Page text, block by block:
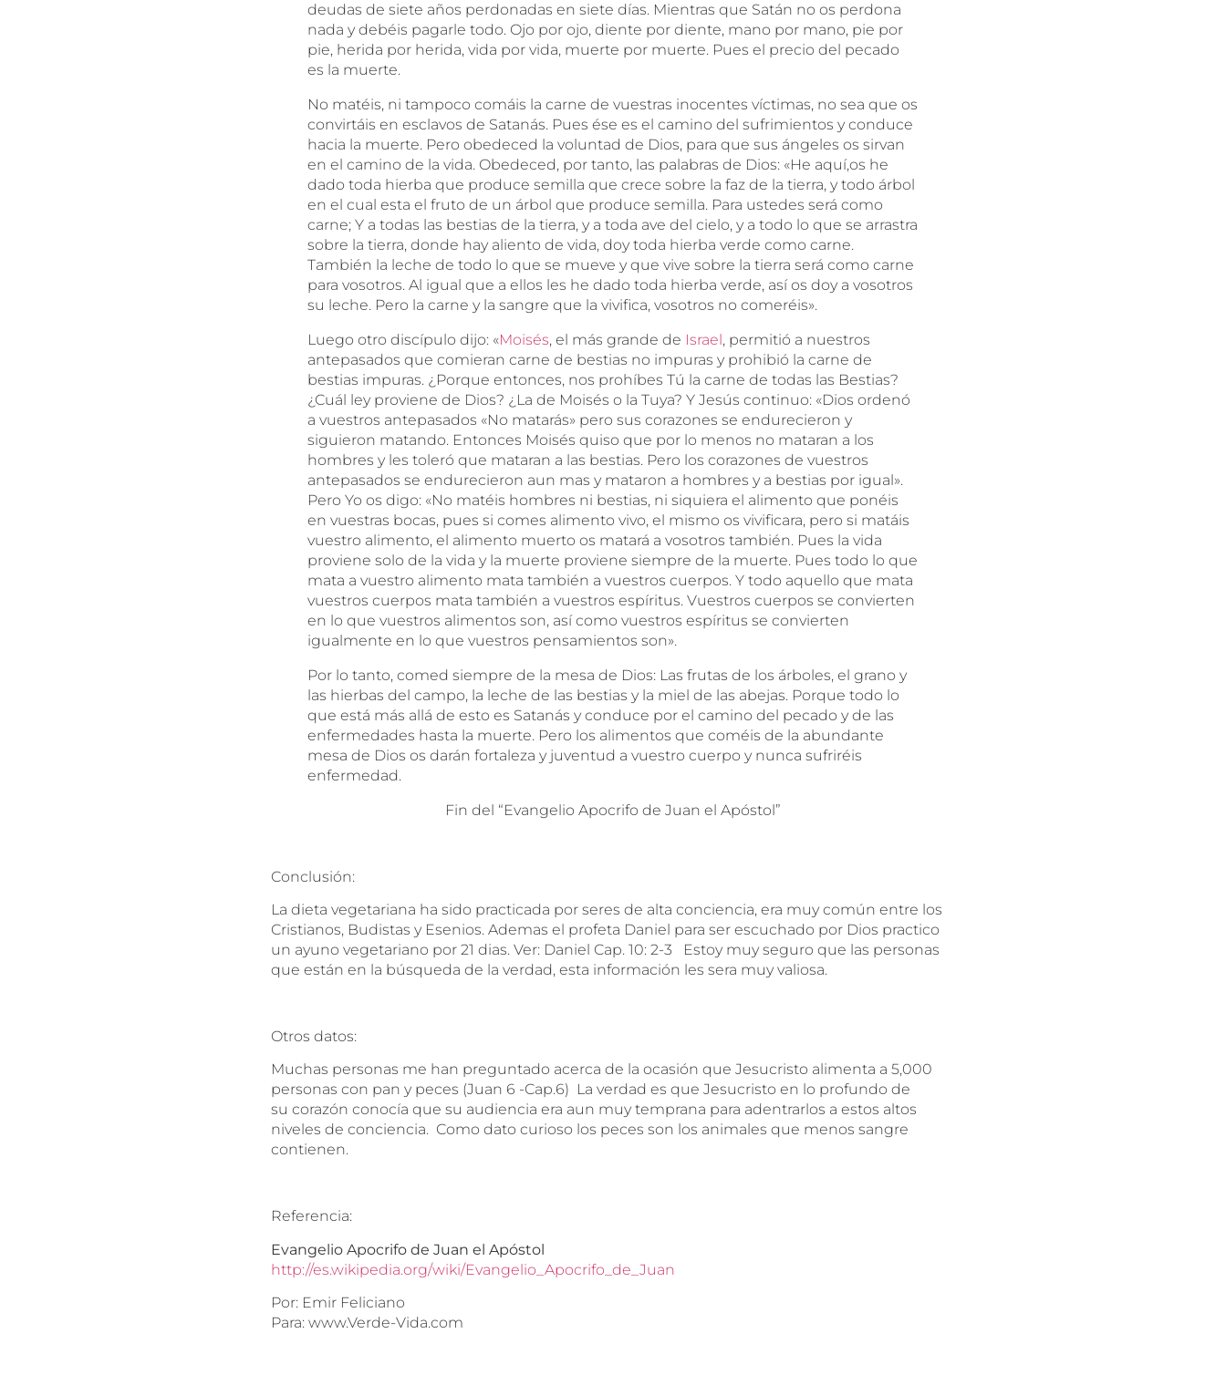
deudas de siete años perdonadas en siete días. Mientras que Satán no os perdona
nada y debéis pagarle todo. Ojo por ojo, diente por diente, mano por mano, pie por
pie, herida por herida, vida por vida, muerte por muerte. Pues el precio del pecado
es la muerte.
No matéis, ni tampoco comáis la carne de vuestras inocentes víctimas, no sea que os
convirtáis en esclavos de Satanás. Pues ése es el camino del sufrimientos y conduce
hacia la muerte. Pero obedeced la voluntad de Dios, para que sus ángeles os sirvan
en el camino de la vida. Obedeced, por tanto, las palabras de Dios: «He aquí,os he
dado toda hierba que produce semilla que crece sobre la faz de la tierra, y todo árbol
en el cual esta el fruto de un árbol que produce semilla. Para ustedes será como
carne; Y a todas las bestias de la tierra, y a toda ave del cielo, y a todo lo que se arrastra
sobre la tierra, donde hay aliento de vida, doy toda hierba verde como carne.
También la leche de todo lo que se mueve y que vive sobre la tierra será como carne
para vosotros. Al igual que a ellos les he dado toda hierba verde, así os doy a vosotros
su leche. Pero la carne y la sangre que la vivifica, vosotros no comeréis».
Luego otro discípulo dijo: «Moisés, el más grande de Israel, permitió a nuestros
antepasados que comieran carne de bestias no impuras y prohibió la carne de
bestias impuras. ¿Porque entonces, nos prohíbes Tú la carne de todas las Bestias?
¿Cuál ley proviene de Dios? ¿La de Moisés o la Tuya? Y Jesús continuo: «Dios ordenó
a vuestros antepasados «No matarás» pero sus corazones se endurecieron y
siguieron matando. Entonces Moisés quiso que por lo menos no mataran a los
hombres y les toleró que mataran a las bestias. Pero los corazones de vuestros
antepasados se endurecieron aun mas y mataron a hombres y a bestias por igual».
Pero Yo os digo: «No matéis hombres ni bestias, ni siquiera el alimento que ponéis
en vuestras bocas, pues si comes alimento vivo, el mismo os vivificara, pero si matáis
vuestro alimento, el alimento muerto os matará a vosotros también. Pues la vida
proviene solo de la vida y la muerte proviene siempre de la muerte. Pues todo lo que
mata a vuestro alimento mata también a vuestros cuerpos. Y todo aquello que mata
vuestros cuerpos mata también a vuestros espíritus. Vuestros cuerpos se convierten
en lo que vuestros alimentos son, así como vuestros espíritus se convierten
igualmente en lo que vuestros pensamientos son».
Por lo tanto, comed siempre de la mesa de Dios: Las frutas de los árboles, el grano y
las hierbas del campo, la leche de las bestias y la miel de las abejas. Porque todo lo
que está más allá de esto es Satanás y conduce por el camino del pecado y de las
enfermedades hasta la muerte. Pero los alimentos que coméis de la abundante
mesa de Dios os darán fortaleza y juventud a vuestro cuerpo y nunca sufriréis
enfermedad.
Fin del “Evangelio Apocrifo de Juan el Apóstol”
Conclusión:
La dieta vegetariana ha sido practicada por seres de alta conciencia, era muy común entre los
Cristianos, Budistas y Esenios. Ademas el profeta Daniel para ser escuchado por Dios practico
un ayuno vegetariano por 21 dias. Ver: Daniel Cap. 10: 2-3 Estoy muy seguro que las personas
que están en la búsqueda de la verdad, esta información les sera muy valiosa.
Otros datos:
Muchas personas me han preguntado acerca de la ocasión que Jesucristo alimenta a 5,000
personas con pan y peces (Juan 6 -Cap.6) La verdad es que Jesucristo en lo profundo de
su corazón conocía que su audiencia era aun muy temprana para adentrarlos a estos altos
niveles de conciencia. Como dato curioso los peces son los animales que menos sangre
contienen.
Referencia:
Evangelio Apocrifo de Juan el Apóstol
http://es.wikipedia.org/wiki/Evangelio_Apocrifo_de_Juan
Por: Emir Feliciano
Para: www.Verde-Vida.com